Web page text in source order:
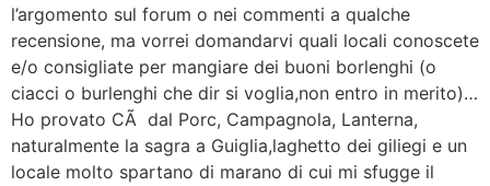
l’argomento sul forum o nei commenti a qualche
recensione, ma vorrei domandarvi quali locali conoscete
e/o consigliate per mangiare dei buoni borlenghi (o
ciacci o burlenghi che dir si voglia,non entro in merito)…
Ho provato CÃ dal Porc, Campagnola, Lanterna,
naturalmente la sagra a Guiglia,laghetto dei giliegi e un
locale molto spartano di marano di cui mi sfugge il